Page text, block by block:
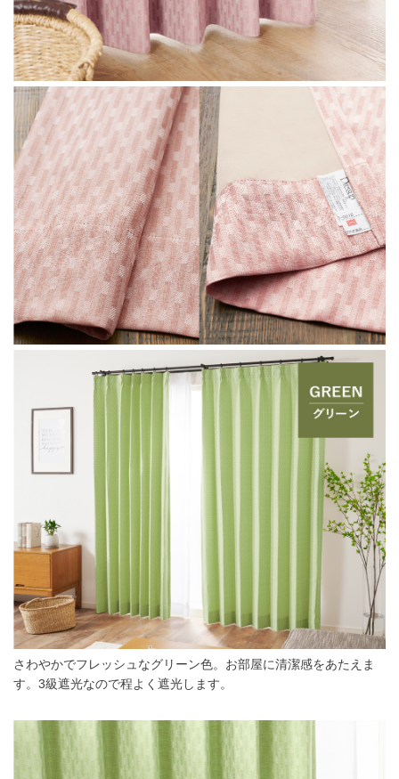
さわやかでフレッシュなグリーン色。お部屋に清潔感をあたえま
す。3級遮光なので程よく遮光します。